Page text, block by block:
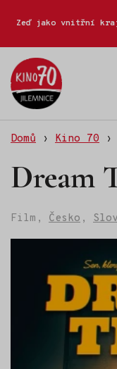
Zeď jako vnitřní
70
Domů › Kino 70 ›
Dream
Film, Česko ,